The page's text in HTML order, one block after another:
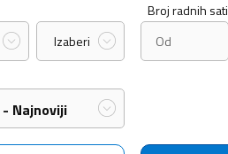
Izaberi
Broj radnih sati
Najnoviji